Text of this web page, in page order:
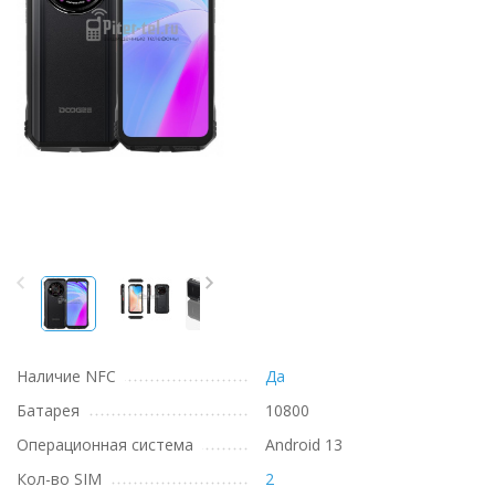
Наличие NFC
Да
Батарея
10800
Операционная система
Android 13
Кол-во SIM
2